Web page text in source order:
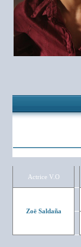
Actrice V.O
Zoë Saldaña